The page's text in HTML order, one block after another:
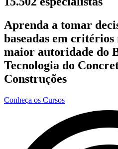
Aprenda a tomar
baseadas em
maior autoridade do
Tecnologia do
Construções
Conheça os Cursos